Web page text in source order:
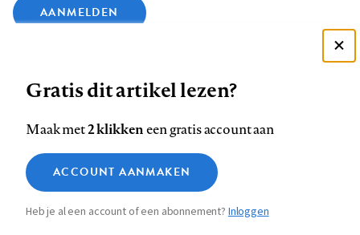
AANMELDEN
op
Facebook
op
LinkedIn
op
Bluesky
ons
op
InstagramYouTube
Footer
navigation
Contact Colofon Disclaimer Privacy
Medische vragen verdienen
betrouwbare antwoorden
Zie onze cookie policy
Analytische cookies
Marketing cookies
Gratis dit artikel lezen?
Maak met2 klikkeneen gratis account aan
ACCOUNT AANMAKEN
Heb je al een account of een abonnement?Inloggen